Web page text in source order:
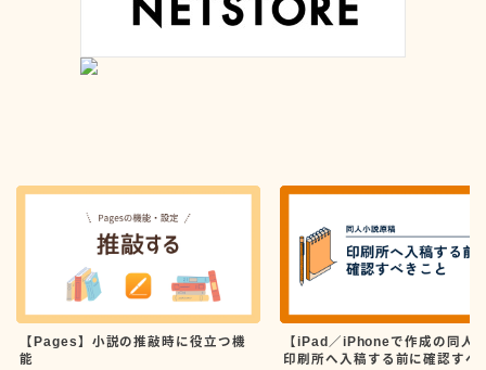
【Pages】小説の推敲時に役立つ機
能
【iPad／iPhoneで作成の同人
印刷所へ入稿する前に確認すべ